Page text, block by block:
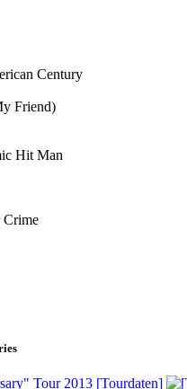
Century
Friend)
Hit Man
Crime